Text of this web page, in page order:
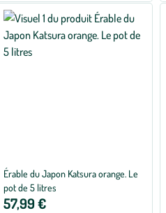
Érable du Japon Katsura orange. Le
pot de 5 litres
57,99 €